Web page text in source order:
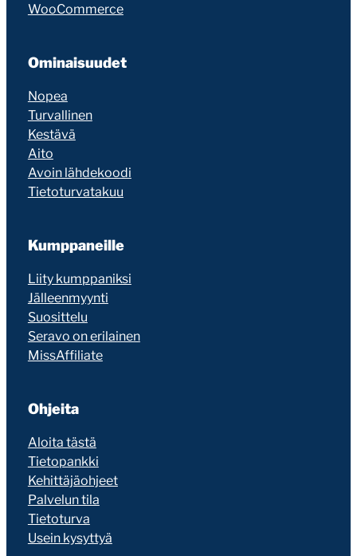
WooCommerce
Ominaisuudet
Nopea
Turvallinen
Kestävä
Aito
Avoin lähdekoodi
Tietoturvatakuu
Kumppaneille
Liity kumppaniksi
Jälleenmyynti
Suosittelu
Seravo on erilainen
MissAffiliate
Ohjeita
Aloita tästä
Tietopankki
Kehittäjäohjeet
Palvelun tila
Tietoturva
Usein kysyttyä